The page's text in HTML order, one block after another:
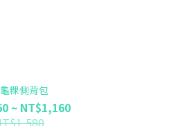
粿側背包
~ NT$1,160